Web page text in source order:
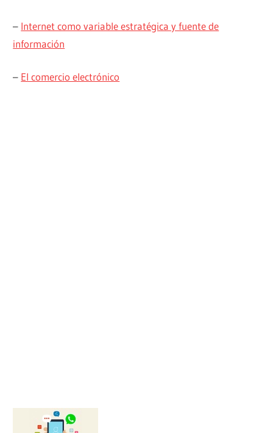
– Internet como variable estratégica y fuente de
información
– El comercio electrónico